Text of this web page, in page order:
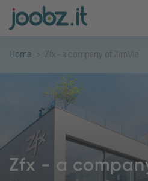
Home Zfx - a company of ZimVie
Zfx - a